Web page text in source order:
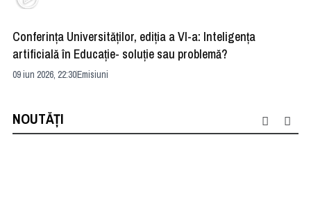
Conferința Universităților, ediția a VI-a: Inteligența
artificială în Educație- soluție sau problemă?
09 iun 2026, 22:30Emisiuni
NOUTĂȚI